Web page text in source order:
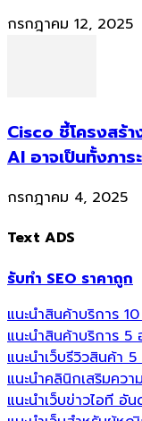
กรกฎาคม 12, 2025
Cisco ชี้โครงสร้
AI อาจเป็นทั้งภา
กรกฎาคม 4, 2025
Text ADS
รับทำ SEO ราคาถูก
แนะนำสินค้าบริการ
แนะนำสินค้าบริการ
แนะนำเว็บรีวิวสินค้า
แนะนำคลินิกเสริมคว
แนะนำเว็บข่าวไอที อั